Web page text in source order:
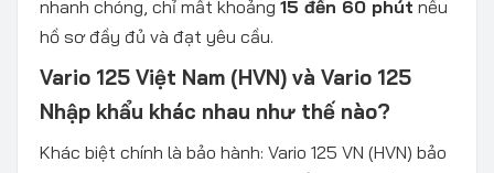
nhanh chóng, chỉ mất khoảng 15 đến 60 phút nếu
hồ sơ đầy đủ và đạt yêu cầu.
Vario 125 Việt Nam (HVN) và Vario 125
Nhập khẩu khác nhau như thế nào?
Khác biệt chính là bảo hành: Vario 125 VN (HVN) bảo